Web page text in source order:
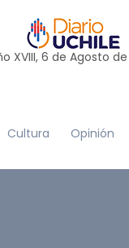
XVIII, 6 de Agosto
Cultura Opinión